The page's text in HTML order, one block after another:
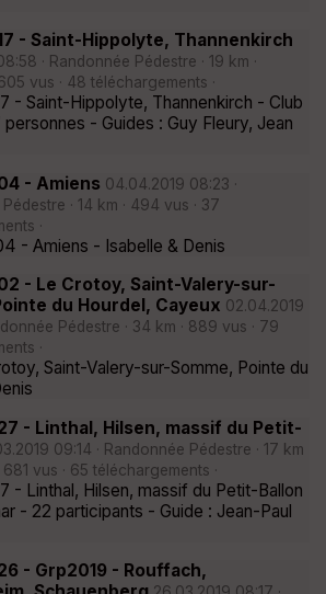
- Saint-Hippolyte, Thannenkirch
· Randonnée Pédestre · 19 km ·
vus · 48 téléchargements ·
- Saint-Hippolyte, Thannenkirch - Club
- Guides : Guy Fleury, Jean
- Amiens 04.04.2019 08:23 ·
· 14 km · 494 vus · 37
·
- Amiens - Isabelle & Denis
- Le Crotoy, Saint-Valery-sur-
du Hourdel, Cayeux 02.04.2019
Pédestre · 34 km · 889 vus · 79
·
Saint-Valery-sur-Somme, Pointe du
- Linthal, Hilsen, massif du Petit-
09:14 · Randonnée Pédestre · 17 km
681 vus · 65 téléchargements ·
- Linthal, Hilsen, massif du Petit-Ballon
- 22 participants - Guide : Jean-Paul
- Grp2019 - Rouffach,